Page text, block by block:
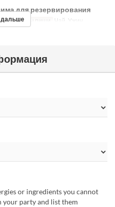
для резервирования
Приемы пищи Чай, Ужин
дальше
or ingredients you cannot
your party and list them